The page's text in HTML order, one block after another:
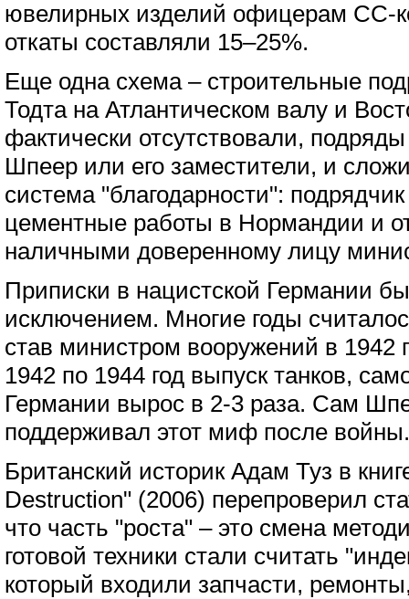
ювелирных изделий офицерам СС-
откаты составляли 15–25%.
Еще одна схема – строительные
Тодта на Атлантическом валу и
фактически отсутствовали,
Шпеер или его заместители, и
система "благодарности":
цементные работы в Нормандии и
наличными доверенному лицу
Приписки в нацистской Германии
исключением. Многие годы
став министром вооружений в 1942
1942 по 1944 год выпуск танков,
Германии вырос в 2-3 раза. Сам
поддерживал этот миф после войны.
Британский историк Адам Туз в
Destruction" (2006) перепроверил
что часть "роста" – это смена
готовой техники стали считать
который входили запчасти,